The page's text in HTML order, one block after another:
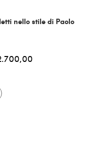
nello stile di Paolo